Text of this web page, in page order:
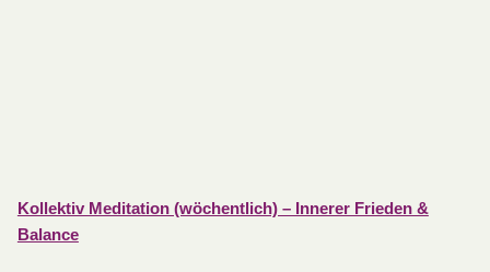
Kollektiv Meditation (wöchentlich) – Innerer Frieden &
Balance